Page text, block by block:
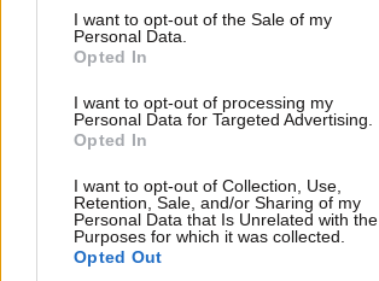
consent section.
I want to opt-out of the Sale of my
Personal Data.
Opted In
I want to opt-out of processing my
Personal Data for Targeted Advertising.
Opted In
I want to opt-out of Collection, Use,
Retention, Sale, and/or Sharing of my
Personal Data that Is Unrelated with the
Purposes for which it was collected.
Opted Out